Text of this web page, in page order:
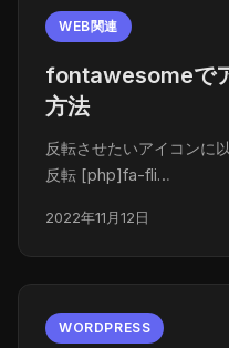
WEB関連
fontawesomeで
方法
反転させたいアイコンに
反転 [php]fa-fli…
2022年11月12日
WORDPRESS